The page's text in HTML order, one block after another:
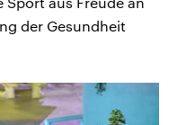
der Gesundheit